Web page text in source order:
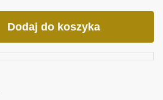
Dodaj do koszyka